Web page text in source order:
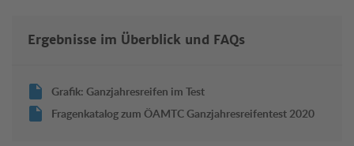
Ergebnisse im Überblick und FAQs
Grafik: Ganzjahresreifen im Test
Fragenkatalog zum ÖAMTC Ganzjahresreifentest 2020